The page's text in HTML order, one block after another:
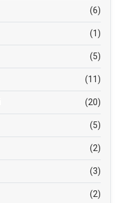
(6)
(1)
(5)
(11)
(20)
(5)
(2)
(3)
(2)